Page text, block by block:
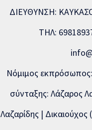
ΔΙΕΥΘΥΝΣΗ:
ΤΗΛ:
Νόμιμος
σύνταξης: Λάζαρος
Λαζαρίδης |